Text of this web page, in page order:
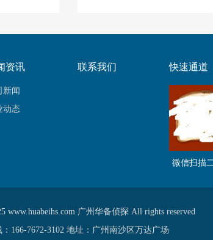
资讯
新闻
动态
联系我们 快速通道
微信扫描
www.huabeihs.com 广州华备侦探 All rights reserved
：166-7672-3102 地址：广州南沙区万达广场